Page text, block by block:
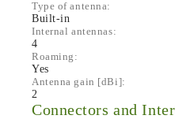
Type of antenna:
Built-in
Internal antennas:
4
Roaming:
Yes
Antenna gain [dBi]:
2
Connectors and